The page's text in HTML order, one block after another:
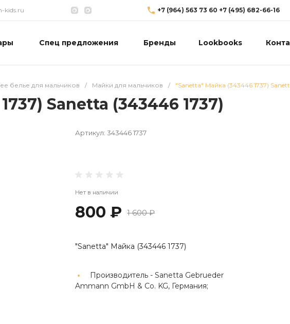
kids.ru +7 (964) 563 73 60 +7 (495) 682-66-16
Спец предложения Бренды Lookbooks
белье для мальчиков / Майки для мальчиков / "Sanetta" Майка (343446 1737)
Sanetta (343446 1737)
Артикул: 343446 1737
Нет в наличии
800 ₽ 1 600 ₽
"Sanetta" Майка (343446 1737)
Производитель - Sanetta Gebrueder
Ammann GmbH & Co. KG, Германия;